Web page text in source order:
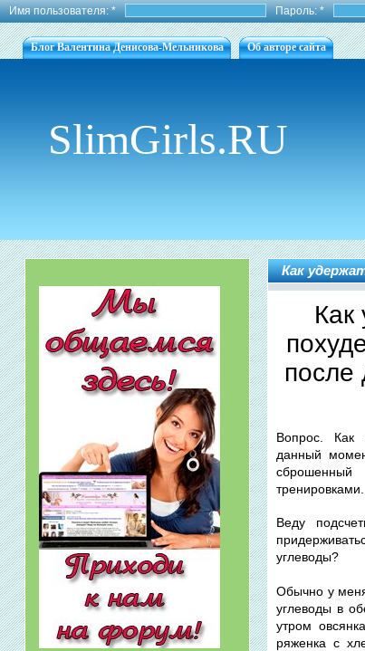
Имя пользователя:* Пароль:*
Блог Валентина Денисова-Мельникова Об авторе сайта
SlimGirls.RU
Как
Как
после
Вопрос. Как
данный
тренировками.
Веду
углеводы?
Обычно у
углеводы в
утром
ряженка с